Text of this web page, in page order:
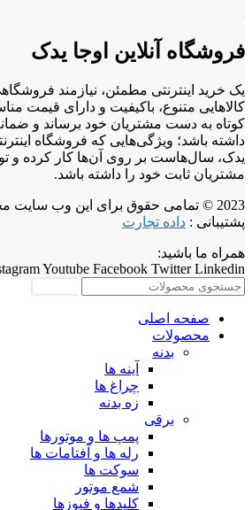
فروشگاه آنلاین اوجا یدک
یک خرید اینترنتی مطمئن، نیازمند
کالاهایی متنوع، باکیفیت و دارای قیمت
کوتاه به دست مشتریان خود برساند و
داشته باشد؛ ویژگی‌هایی که فروشگاه
یدک، سال‌هاست بر روی آن‌ها کار کرده و
مشتریان ثابت خود را داشته باشد.
2023 © تمامی حقوق برای این وب
پشتیبانی : داده تجارت
همراه ما باشید:
Youtube Facebook Twitter Linkedin
صفحه اصلی
محصولات
بدنه
آینه ها
چراغ ها
زه بدنه
برقی
پمپ ها و موتورها
رله ها و آفتامات ها
سوکت ها
شمع موتور
کلیدها و فیوزها